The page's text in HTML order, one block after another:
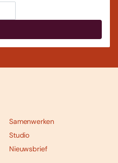
Samenwerken
Studio
Nieuwsbrief